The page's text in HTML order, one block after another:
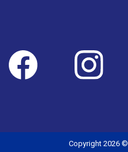
Copyright 2026 ©